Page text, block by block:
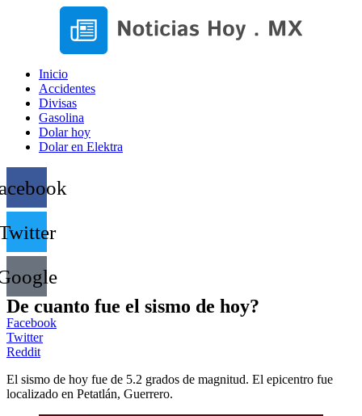
Inicio
Accidentes
Divisas
Gasolina
Dolar hoy
Dolar en Elektra
De cuanto fue el sismo de hoy?
Facebook
Twitter
Reddit
El sismo de hoy fue de 5.2 grados de magnitud. El epicentro fue
localizado en Petatlán, Guerrero.